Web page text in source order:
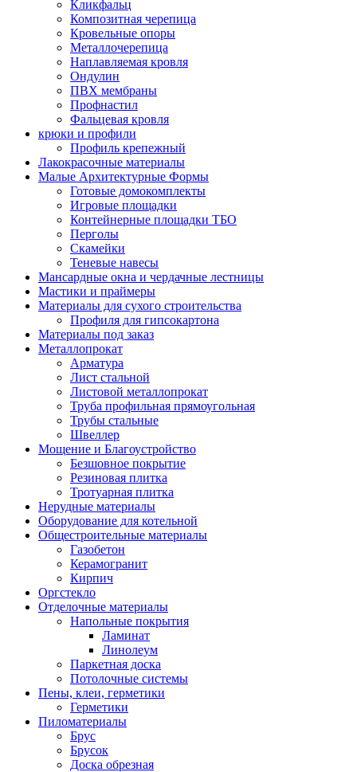
Кликфальц
Композитная черепица
Кровельные опоры
Металлочерепица
Наплавляемая кровля
Ондулин
ПВХ мембраны
Профнастил
Фальцевая кровля
крюки и профили
Профиль крепежный
Лакокрасочные материалы
Малые Архитектурные Формы
Готовые домокомплекты
Игровые площадки
Контейнерные площадки ТБО
Перголы
Скамейки
Теневые навесы
Мансардные окна и чердачные лестницы
Мастики и праймеры
Материалы для сухого строительства
Профиля для гипсокартона
Материалы под заказ
Металлопрокат
Арматура
Лист стальной
Листовой металлопрокат
Труба профильная прямоугольная
Трубы стальные
Швеллер
Мощение и Благоустройство
Безшовное покрытие
Резиновая плитка
Тротуарная плитка
Нерудные материалы
Оборудование для котельной
Общестроительные материалы
Газобетон
Керамогранит
Кирпич
Оргстекло
Отделочные материалы
Напольные покрытия
Ламинат
Линолеум
Паркетная доска
Потолочные системы
Пены, клеи, герметики
Герметики
Пиломатериалы
Брус
Брусок
Доска обрезная